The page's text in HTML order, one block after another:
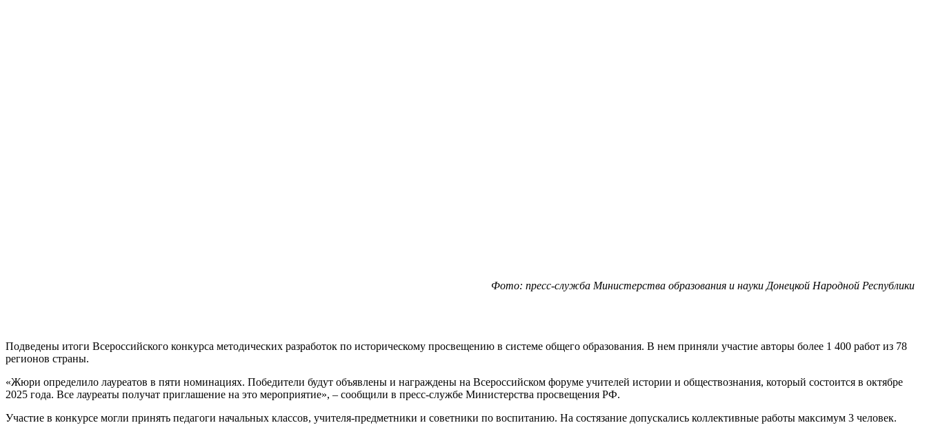
Фото: пресс-служба Министерства образования и науки Донецкой Народной Республики
Подведены итоги Всероссийского конкурса методических разработок по историческому просвещению в системе общего образования. В нем приняли участие авторы более 1 400 работ из 78
регионов страны.
«Жюри определило лауреатов в пяти номинациях. Победители будут объявлены и награждены на Всероссийском форуме учителей истории и обществознания, который состоится в октябре
2025 года. Все лауреаты получат приглашение на это мероприятие», – сообщили в пресс-службе Министерства просвещения РФ.
Участие в конкурсе могли принять педагоги начальных классов, учителя-предметники и советники по воспитанию. На состязание допускались коллективные работы максимум 3 человек.